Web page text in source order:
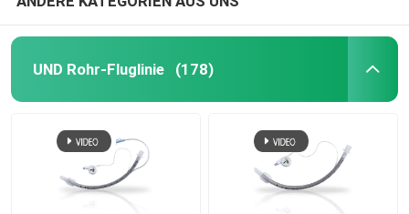
UND Rohr-Fluglinie (178)